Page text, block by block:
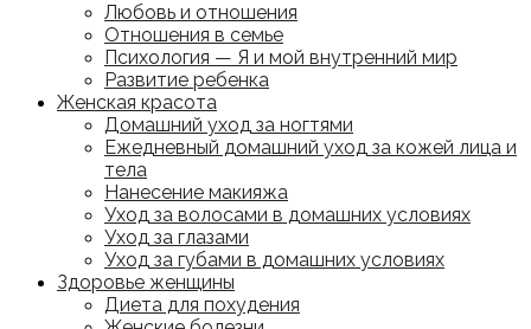
Любовь и отношения
Отношения в семье
Психология — Я и мой внутренний мир
Развитие ребенка
Женская красота
Домашний уход за ногтями
Ежедневный домашний уход за кожей лица и
тела
Нанесение макияжа
Уход за волосами в домашних условиях
Уход за глазами
Уход за губами в домашних условиях
Здоровье женщины
Диета для похудения